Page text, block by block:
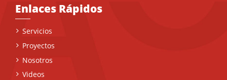
Enlaces Rápidos
Servicios
Proyectos
Nosotros
Videos